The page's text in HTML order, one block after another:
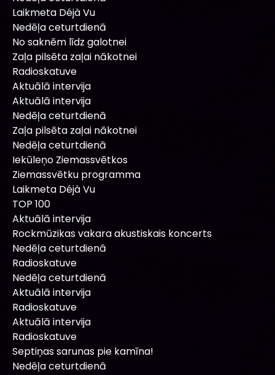
Laikmeta Déjà Vu
Nedēļa ceturtdienā
No saknēm līdz galotnei
Zaļa pilsēta zaļai nākotnei
Radioskatuve
Aktuālā intervija
Aktuālā intervija
Nedēļa ceturtdienā
Zaļa pilsēta zaļai nākotnei
Nedēļa ceturtdienā
Iekūleņo Ziemassvētkos
Ziemassvētku programma
Laikmeta Déjà Vu
TOP 100
Aktuālā intervija
Rockmūzikas vakara akustiskais koncerts
Nedēļa ceturtdienā
Radioskatuve
Nedēļa ceturtdienā
Aktuālā intervija
Radioskatuve
Aktuālā intervija
Radioskatuve
Septiņas sarunas pie kamīna!
Nedēļa ceturtdienā